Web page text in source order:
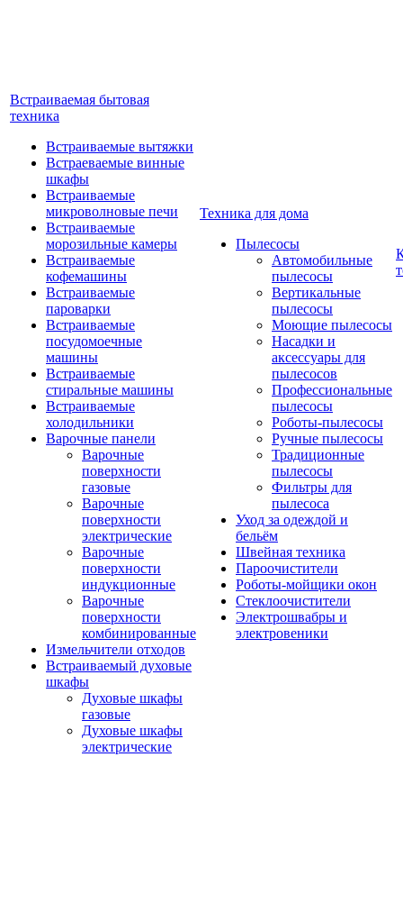
Встраиваемая бытовая
техника
Встраиваемые вытяжки
Встраеваемые винные
шкафы
Встраиваемые
микроволновые печи
Встраиваемые
морозильные камеры
Встраиваемые
кофемашины
Встраиваемые
пароварки
Встраиваемые
посудомоечные
машины
Встраиваемые
стиральные машины
Встраиваемые
холодильники
Варочные панели
Варочные
поверхности
газовые
Варочные
поверхности
электрические
Варочные
поверхности
индукционные
Варочные
поверхности
комбинированные
Измельчители отходов
Встраиваемый духовые
шкафы
Духовые шкафы
газовые
Духовые шкафы
электрические
Техника для дома
Пылесосы
Автомобильные
пылесосы
Вертикальные
пылесосы
Моющие пылесосы
Насадки и
аксессуары для
пылесосов
Профессиональные
пылесосы
Роботы-пылесосы
Ручные пылесосы
Традиционные
пылесосы
Фильтры для
пылесоса
Уход за одеждой и
бельём
Швейная техника
Пароочистители
Роботы-мойщики окон
Стеклоочистители
Электрошвабры и
электровеники